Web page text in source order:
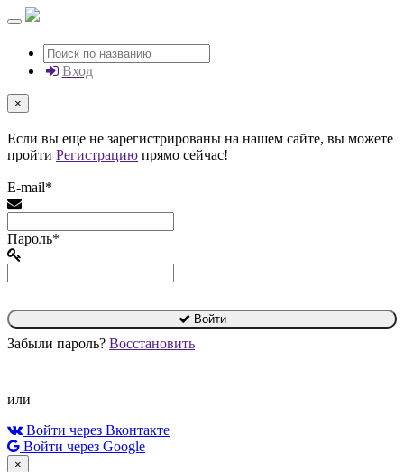
Вход
×
Если вы еще не зарегистрированы на нашем сайте, вы можете
пройти Регистрацию прямо сейчас!
E-mail*
Пароль*
Войти
Забыли пароль? Восстановить
или
Войти через Вконтакте
Войти через Google
×